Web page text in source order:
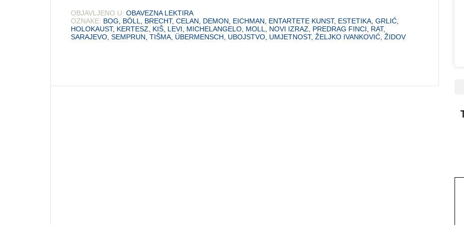
OBJAVLJENO U: OBAVEZNA LEKTIRA
OZNAKE: BOG, BÖLL, BRECHT, CELAN, DEMON, EICHMAN, ENTARTETE KUNST, ESTETIKA, GRLIĆ,
HOLOKAUST, KERTESZ, KIŠ, LEVI, MICHELANGELO, MOLL, NOVI IZRAZ, PREDRAG FINCI, RAT,
SARAJEVO, SEMPRUN, TIŠMA, ÜBERMENSCH, UBOJSTVO, UMJETNOST, ŽELJKO IVANKOVIĆ, ŽIDOV